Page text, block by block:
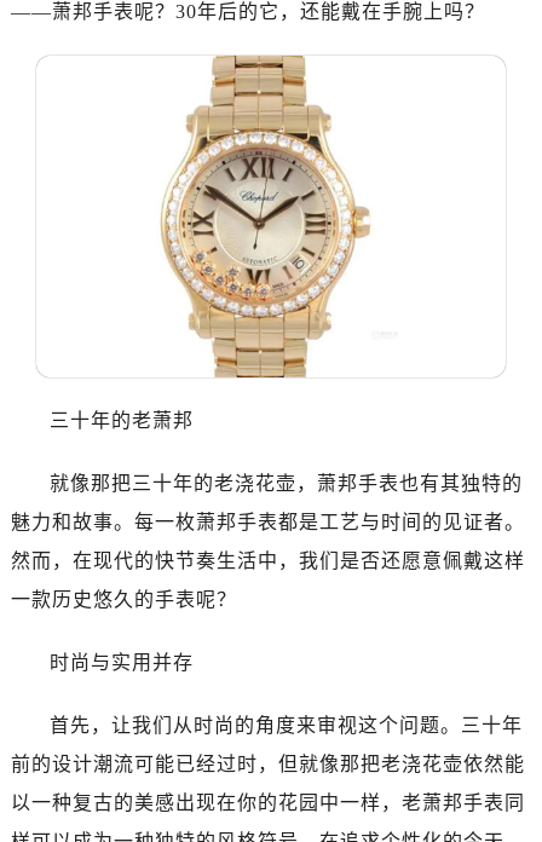
——萧邦手表呢？30年后的它，还能戴在手腕上吗？
三十年的老萧邦
就像那把三十年的老浇花壶，萧邦手表也有其独特的
魅力和故事。每一枚萧邦手表都是工艺与时间的见证者。
然而，在现代的快节奏生活中，我们是否还愿意佩戴这样
一款历史悠久的手表呢？
时尚与实用并存
首先，让我们从时尚的角度来审视这个问题。三十年
前的设计潮流可能已经过时，但就像那把老浇花壶依然能
以一种复古的美感出现在你的花园中一样，老萧邦手表同